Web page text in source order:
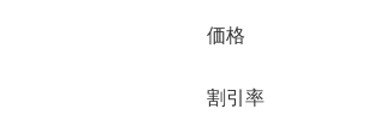
ワンピース・ドレス
スカート
価格
割引率